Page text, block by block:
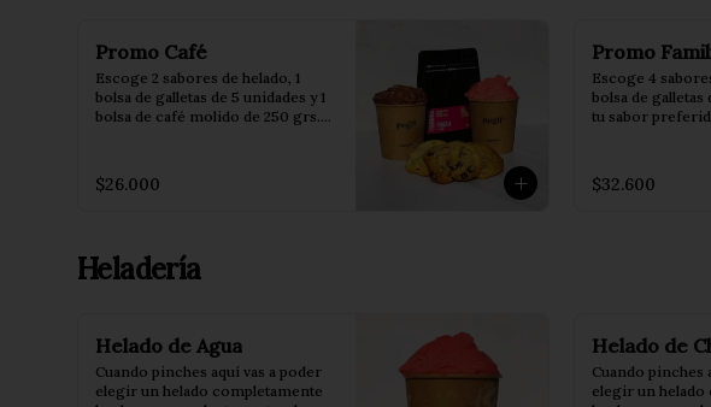
Promo Café
Escoge 2 sabores de helado, 1
bolsa de galletas de 5 unidades y 1
bolsa de café molido de 250 grs.
$26.000
Promo
Escoge 4
bolsa de galletas
tu sabor
$32.600
Heladería
Helado de Agua
Cuando pinches aquí vas a poder
elegir un helado completamente
Helado de
Cuando pinches
elegir un helado